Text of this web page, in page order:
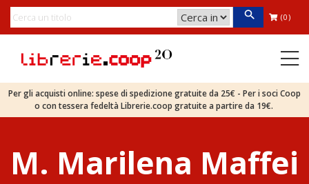
(0)
Per gli acquisti online: spese di spedizione gratuite da 25€ - Per i soci Coop
o con tessera fedeltà Librerie.coop gratuite a partire da 19€.
M. Marilena Maffei